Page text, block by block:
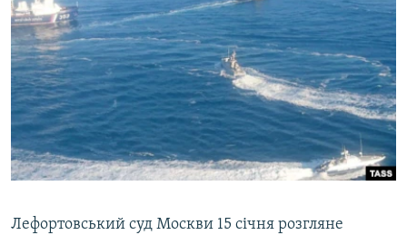
СПЕЦПРОЕКТИ
ДЕПОРТАЦІЯ
ВІДЕОУРОКИ «ELIFBE»
СВІДЧЕННЯ ОКУПАЦІЇ
УКРАЇНСЬКА ПРОБЛЕМА КРИМУ
ІНФОГРАФІКА
ЯК ОБІЙТИ БЛОКУВАННЯ
Русский
Qırımtatar
ДОЛУЧАЙСЯ!
Лефортовський суд Москви 15 січня розгляне